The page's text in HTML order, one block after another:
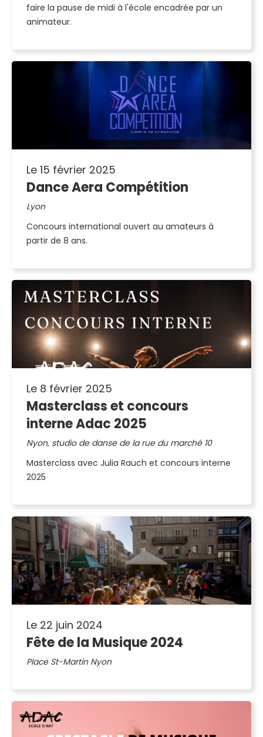
faire la pause de midi à l'école encadrée par un
animateur.
Le 15 février 2025
Dance Aera Compétition
Lyon
Concours international ouvert au amateurs à
partir de 8 ans.
Le 8 février 2025
Masterclass et concours
interne Adac 2025
Nyon, studio de danse de la rue du marché 10
Masterclass avec Julia Rauch et concours interne
2025
Le 22 juin 2024
Fête de la Musique 2024
Place St-Martin Nyon